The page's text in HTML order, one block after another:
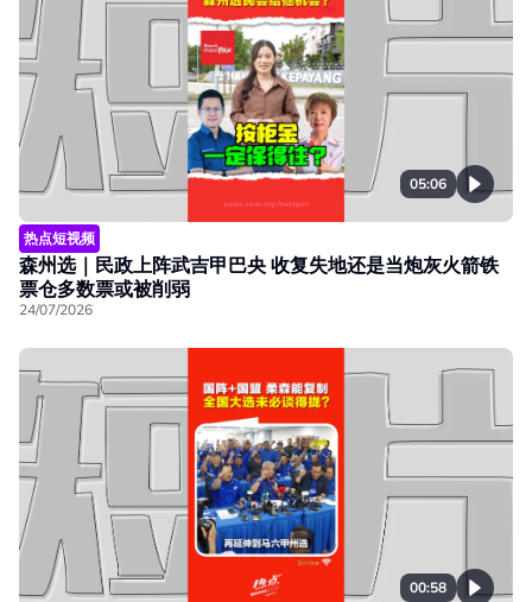
05:06
热点短视频
森州选｜民政上阵武吉甲巴央 收复失地还是当炮灰火箭铁
票仓多数票或被削弱
24/07/2026
00:58